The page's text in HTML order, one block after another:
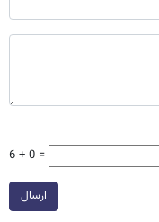
6 + 0 =
ارسال